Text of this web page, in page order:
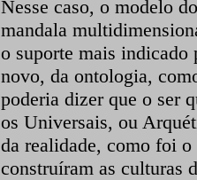
Nesse caso, o modelo
mandala
o suporte mais indicado
novo, da ontologia,
poderia dizer que o ser
os Universais, ou
da realidade, como foi o
construíram as culturas